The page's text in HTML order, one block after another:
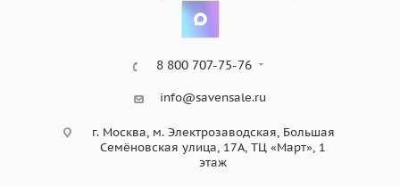
8 800 707-75-76
info@savensale.ru
г. Москва, м. Электрозаводская, Большая
Семёновская улица, 17А, ТЦ «Март», 1
этаж